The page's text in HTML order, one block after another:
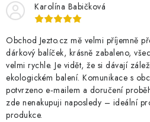
Karolína Babičková
Obchod Jezto.cz mě velmi příjemně
dárkový balíček, krásně zabaleno,
velmi rychle. Je vidět, že si dávají
ekologickém balení. Komunikace s
potvrzeno e‑mailem a doručení
zde nenakupuji naposledy – ideální
produkce.